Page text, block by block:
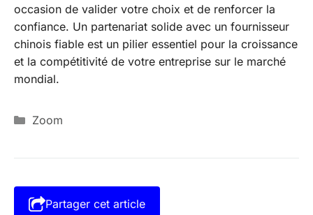
occasion de valider votre choix et de renforcer la
confiance. Un partenariat solide avec un fournisseur
chinois fiable est un pilier essentiel pour la croissance
et la compétitivité de votre entreprise sur le marché
mondial.
Catégories
Zoom
Partager cet article